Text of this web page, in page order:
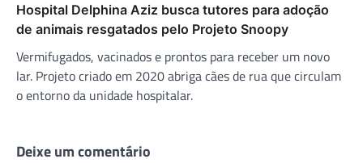
Hospital Delphina Aziz busca tutores para adoção
de animais resgatados pelo Projeto Snoopy
Vermifugados, vacinados e prontos para receber um novo
lar. Projeto criado em 2020 abriga cães de rua que circulam
o entorno da unidade hospitalar.
Deixe um comentário